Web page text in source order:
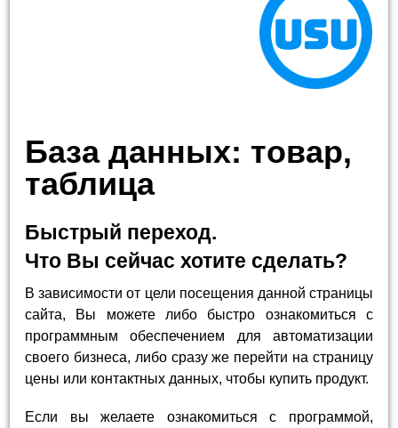
База данных: товар,
таблица
Быстрый переход.
Что Вы сейчас хотите сделать?
В зависимости от цели посещения данной страницы
сайта, Вы можете либо быстро ознакомиться с
программным обеспечением для автоматизации
своего бизнеса, либо сразу же перейти на страницу
цены или контактных данных, чтобы купить продукт.
Если вы желаете ознакомиться с программой,